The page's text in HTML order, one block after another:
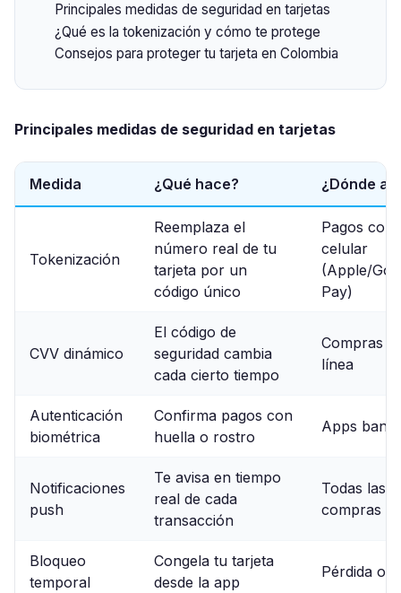
Principales medidas de seguridad en tarjetas
¿Qué es la tokenización y cómo te protege
Consejos para proteger tu tarjeta en Colombia
Principales medidas de seguridad en tarjetas
Medida ¿Qué hace? ¿Dónde
Tokenización
Reemplaza el
número real de tu
tarjeta por un
código único
Pagos con
celular
(Apple/
Pay)
CVV dinámico
El código de
seguridad cambia
cada cierto tiempo
Compras
línea
Autenticación
biométrica
Confirma pagos con
huella o rostro
Apps
Notificaciones
push
Te avisa en tiempo
real de cada
transacción
Todas las
compras
Bloqueo
temporal
Congela tu tarjeta
desde la app
Pérdida o